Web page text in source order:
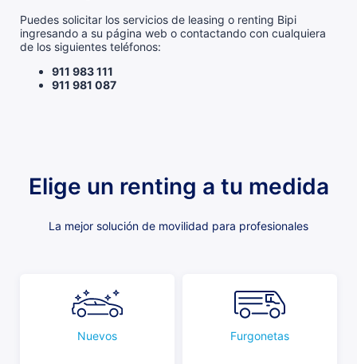
Puedes solicitar los servicios de leasing o renting Bipi
ingresando a su página web o contactando con cualquiera
de los siguientes teléfonos:
911 983 111
911 981 087
Elige un renting a tu medida
La mejor solución de movilidad para profesionales
Nuevos Furgonetas